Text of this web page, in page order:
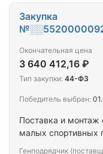
Поставка и монтаж
малых спортивных
Генподрядчик
Закупка
Окончательная цена
3 640 412,16 ₽
Тип закупки: 44-ФЗ
Победитель выбран: